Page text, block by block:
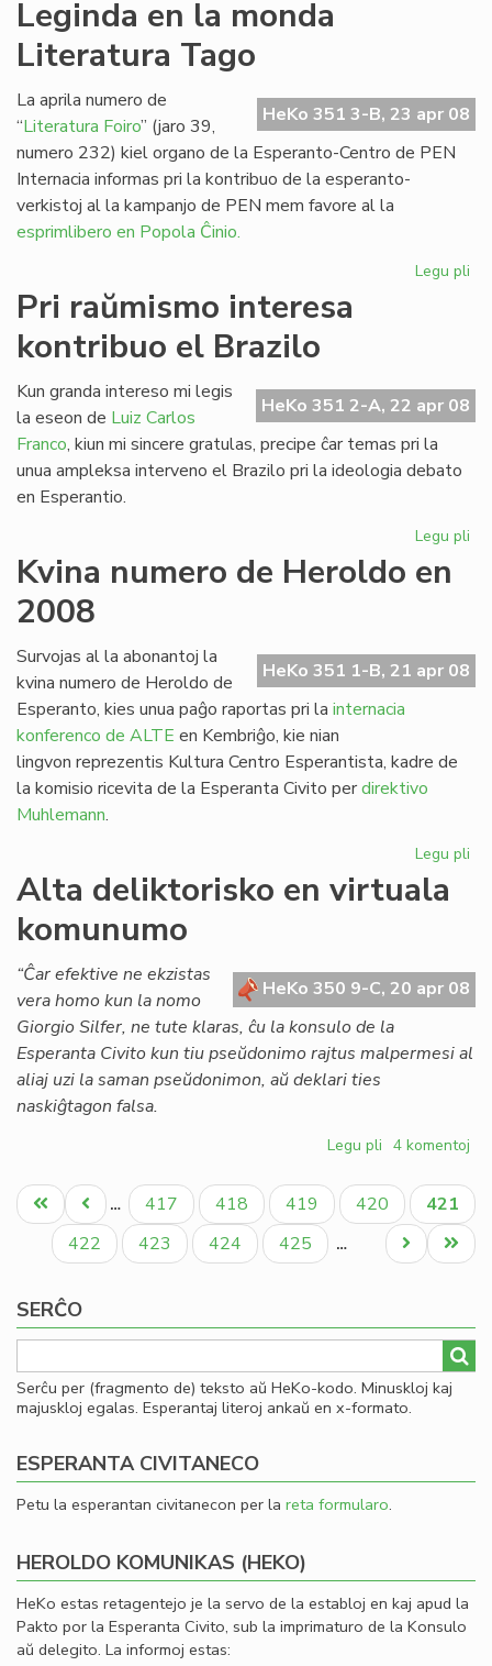
Leginda en la monda
Literatura Tago
HeKo 351 3-B, 23 apr 08
La aprila numero de
“Literatura Foiro” (jaro 39,
numero 232) kiel organo de la Esperanto-Centro de PEN
Internacia informas pri la kontribuo de la esperanto-
verkistoj al la kampanjo de PEN mem favore al la
esprimlibero en Popola Ĉinio.
Legu pli
Pri raŭmismo interesa
kontribuo el Brazilo
HeKo 351 2-A, 22 apr 08
Kun granda intereso mi legis
la eseon de Luiz Carlos
Franco, kiun mi sincere gratulas, precipe ĉar temas pri la
unua ampleksa interveno el Brazilo pri la ideologia debato
en Esperantio.
Legu pli
el
Kvina numero de Heroldo en
2008
HeKo 351 1-B, 21 apr 08
Survojas al la abonantoj la
kvina numero de Heroldo de
Esperanto, kies unua paĝo raportas pri la internacia
konferenco de ALTE en Kembriĝo, kie nian
lingvon reprezentis Kultura Centro Esperantista, kadre de
la komisio ricevita de la Esperanta Civito perdirektivo
Muhlemann.
Legu pli
en
Alta deliktorisko en virtuala
komunumo
HeKo 350 9-C, 20 apr 08
“Ĉar efektive ne ekzistas
vera homo kun la nomo
Giorgio Silfer, ne tute klaras, ĉu la konsulo de la
Esperanta Civito kun tiu pseŭdonimo rajtus malpermesi al
aliaj uzi la saman pseŭdonimon, aŭ deklari ties
naskiĝtagon falsa.
Legu pli pri
deliktorisko
en
virtuala
komunumo
4 komentoj
Pagination
Unua
paĝo
Antaŭa
paĝo
… Paĝo
417 Paĝo
418 Paĝo
419 Paĝo
420
Aktuala
paĝo
421
Paĝo
422 Paĝo
423 Paĝo
424 Paĝo
425 …
Last
page
Next
page
SERĈO
Serĉu per (fragmento de) teksto aŭ HeKo-kodo. Minuskloj kaj
majuskloj egalas. Esperantaj literoj ankaŭ en x-formato.
ESPERANTA CIVITANECO
Petu la esperantan civitanecon per la reta formularo.
HEROLDO KOMUNIKAS (HEKO)
HeKo estas retagentejo je la servo de la establoj en kaj apud la
Pakto por la Esperanta Civito, sub la imprimaturo de la Konsulo
aŭ delegito. La informoj estas: